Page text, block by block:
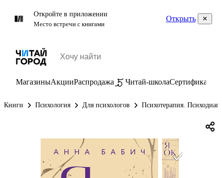
Откройте в приложении
Место встречи с книгами
Открыть
МагазиныАкцииРаспродажа Читай-школаСертификаты
Книги Психология Для психологов Психотерапия.